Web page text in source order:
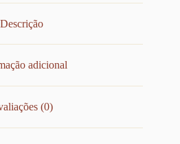
Descrição
adicional
(0)